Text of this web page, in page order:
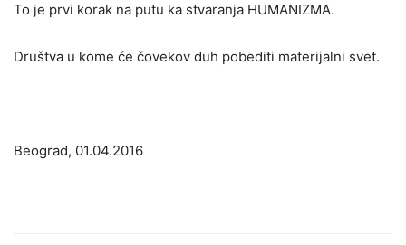
To je prvi korak na putu ka stvaranja HUMANIZMA.
Društva u kome će čovekov duh pobediti materijalni svet.
Beograd, 01.04.2016